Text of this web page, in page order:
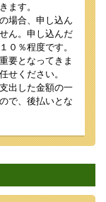
ます。
場合、申し込ん
ん。申し込んだ
０％程度です。
要となってきま
せください。
出した金額の一
で、後払いとな